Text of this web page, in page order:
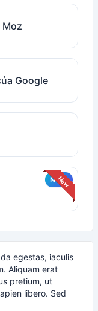
Moz
Google
egestas, iaculis
Aliquam erat
pretium, ut
libero. Sed